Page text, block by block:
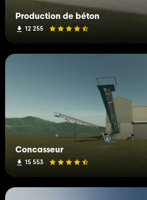
Production de béton
12 255
Concasseur
15 553